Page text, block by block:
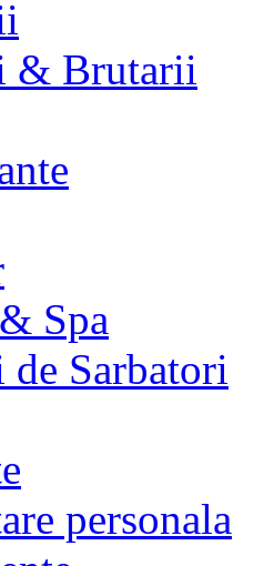
& Brutarii
Spa
de Sarbatori
personala